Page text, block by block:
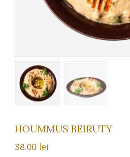
HOUMMUS BEIRUTY
38.00 lei